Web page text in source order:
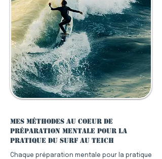
Mes méthodes au coeur de
préparation mentale pour la
pratique du surf au Teich
Chaque préparation mentale pour la pratique